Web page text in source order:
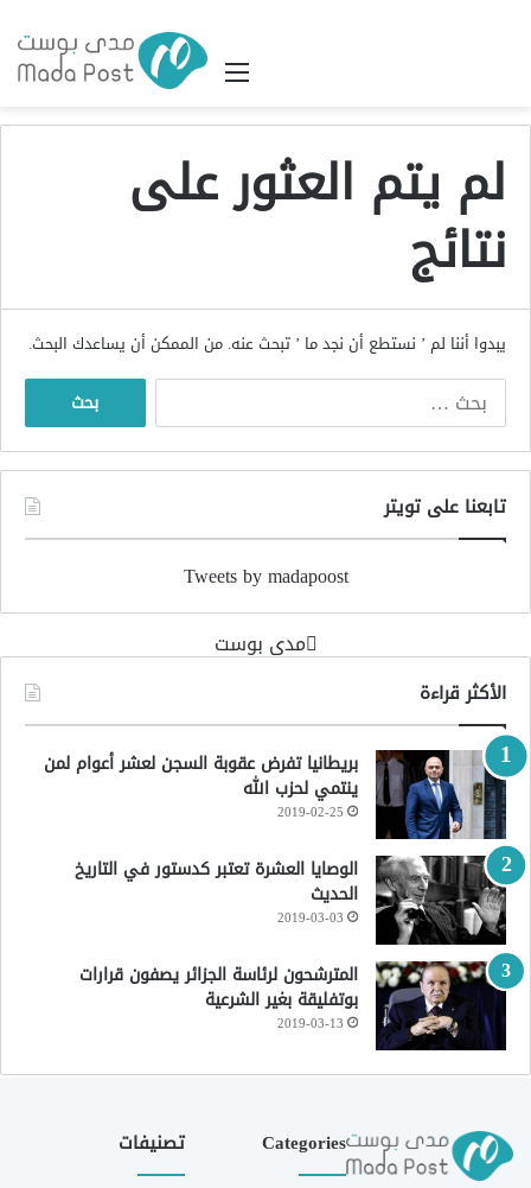
القائمة
لم يتم العثور على
نتائج
يبدوا أننا لم ’ نستطع أن نجد ما ’ تبحث عنه. من الممكن أن يساعدك البحث.
البحث
تابعنا على تويتر
Tweets by madapoost
‏مدى بوست‏
الأكثر قراءة
بريطانيا تفرض عقوبة السجن لعشر أعوام لمن
ينتمي لحزب الله
2019-02-25
الوصايا العشرة تعتبر كدستور في التاريخ
الحديث
2019-03-03
المترشحون لرئاسة الجزائر يصفون قرارات
بوتفليقة بغير الشرعية
2019-03-13
Categories تصنيفات